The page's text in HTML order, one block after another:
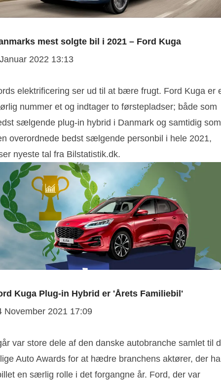
mest solgte bil i 2021 – Ford Kuga
2022 13:13
elektrificering ser ud til at bære frugt. Ford Kuga er
nummer et og indtager to førstepladser; både som
sælgende plug-in hybrid i Danmark og samtidig som
overordnede bedst sælgende personbil i hele 2021,
nyeste tal fra Bilstatistik.dk.
Kuga Plug-in Hybrid er 'Årets Familiebil'
November 2021 17:09
var store dele af den danske autobranche samlet til
Auto Awards for at hædre branchens aktører, der
en særlig rolle i det forgangne år. Ford, der var